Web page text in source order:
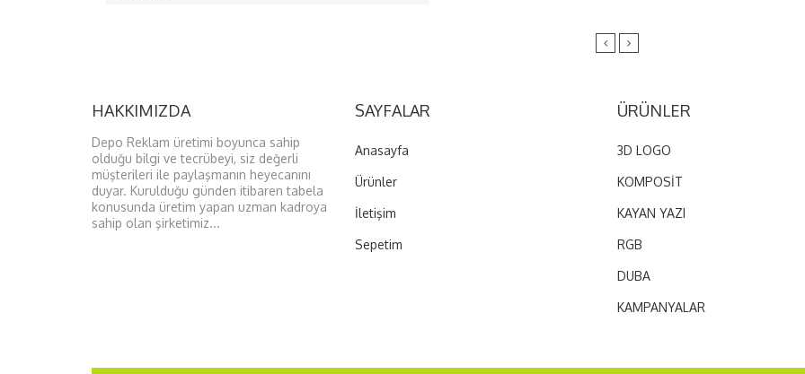
HAKKIMIZDA
Depo Reklam üretimi boyunca sahip
olduğu bilgi ve tecrübeyi, siz değerli
müşterileri ile paylaşmanın heyecanını
duyar. Kurulduğu günden itibaren tabela
konusunda üretim yapan uzman kadroya
sahip olan şirketimiz...
SAYFALAR
Anasayfa
Ürünler
İletişim
Sepetim
ÜRÜNLER
3D LOGO
KOMPOSİT
KAYAN YAZI
RGB
DUBA
KAMPANYALAR